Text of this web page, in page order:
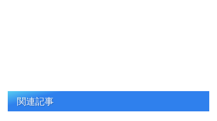
関連記事